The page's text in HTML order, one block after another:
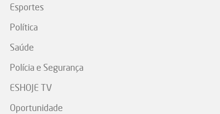
Esportes
Política
Saúde
Polícia e Segurança
ESHOJE TV
Oportunidade